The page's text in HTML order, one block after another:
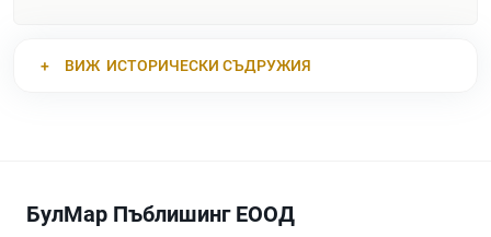
ВИЖ ИСТОРИЧЕСКИ СЪДРУЖИЯ
БулМар Пъблишинг ЕООД